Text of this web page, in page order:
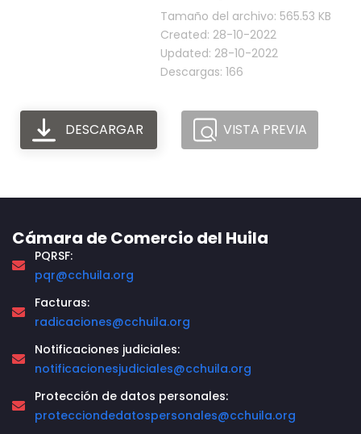
Tamaño del archivo: 565.53 KB
Created: 28-10-2022
Updated: 28-10-2022
Descargas: 166
DESCARGAR VISTA PREVIA
Cámara de Comercio del Huila
PQRSF:
pqr@cchuila.org
Facturas:
radicaciones@cchuila.org
Notificaciones judiciales:
notificacionesjudiciales@cchuila.org
Protección de datos personales:
protecciondedatospersonales@cchuila.org